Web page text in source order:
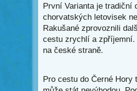
První Varianta je tradiční
chorvatských letovisek
Rakušané zprovoznili
cestu zrychlí a zpříjemní.
na české straně.
Pro cestu do Černé Hory